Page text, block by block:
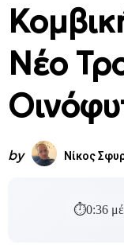
Νέο
by Νίκος
⏱0:36